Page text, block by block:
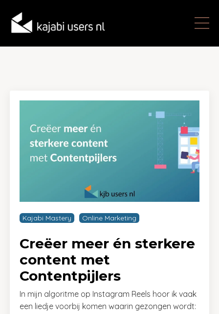
Kajabi Mastery Online Marketing
Creëer meer én sterkere
content met
Contentpijlers
In mijn algoritme op Instagram Reels hoor ik vaak
een liedje voorbij komen waarin gezongen wordt: